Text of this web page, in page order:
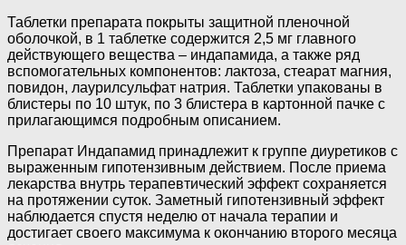
Таблетки препарата покрыты защитной пленочной
оболочкой, в 1 таблетке содержится 2,5 мг главного
действующего вещества – индапамида, а также ряд
вспомогательных компонентов: лактоза, стеарат магния,
повидон, лаурилсульфат натрия. Таблетки упакованы в
блистеры по 10 штук, по 3 блистера в картонной пачке с
прилагающимся подробным описанием.
Препарат Индапамид принадлежит к группе диуретиков с
выраженным гипотензивным действием. После приема
лекарства внутрь терапевтический эффект сохраняется
на протяжении суток. Заметный гипотензивный эффект
наблюдается спустя неделю от начала терапии и
достигает своего максимума к окончанию второго месяца